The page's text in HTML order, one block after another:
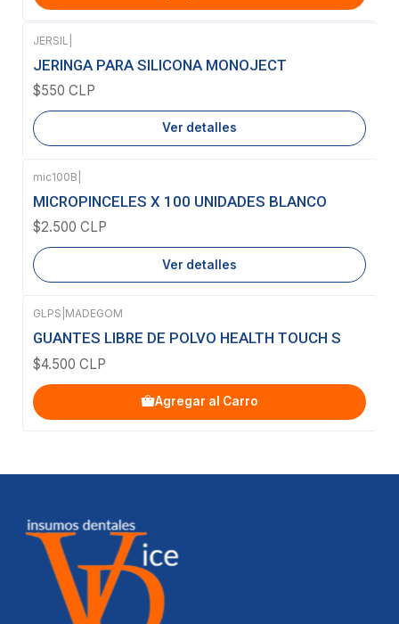
Agotado
JERSIL
JERINGA PARA SILICONA MONOJECT
$550 CLP
Ver detalles
Agotado
mic100B
MICROPINCELES X 100 UNIDADES BLANCO
$2.500 CLP
Ver detalles
GLPS MADEGOM
GUANTES LIBRE DE POLVO HEALTH TOUCH S
$4.500 CLP
Agregar al Carro